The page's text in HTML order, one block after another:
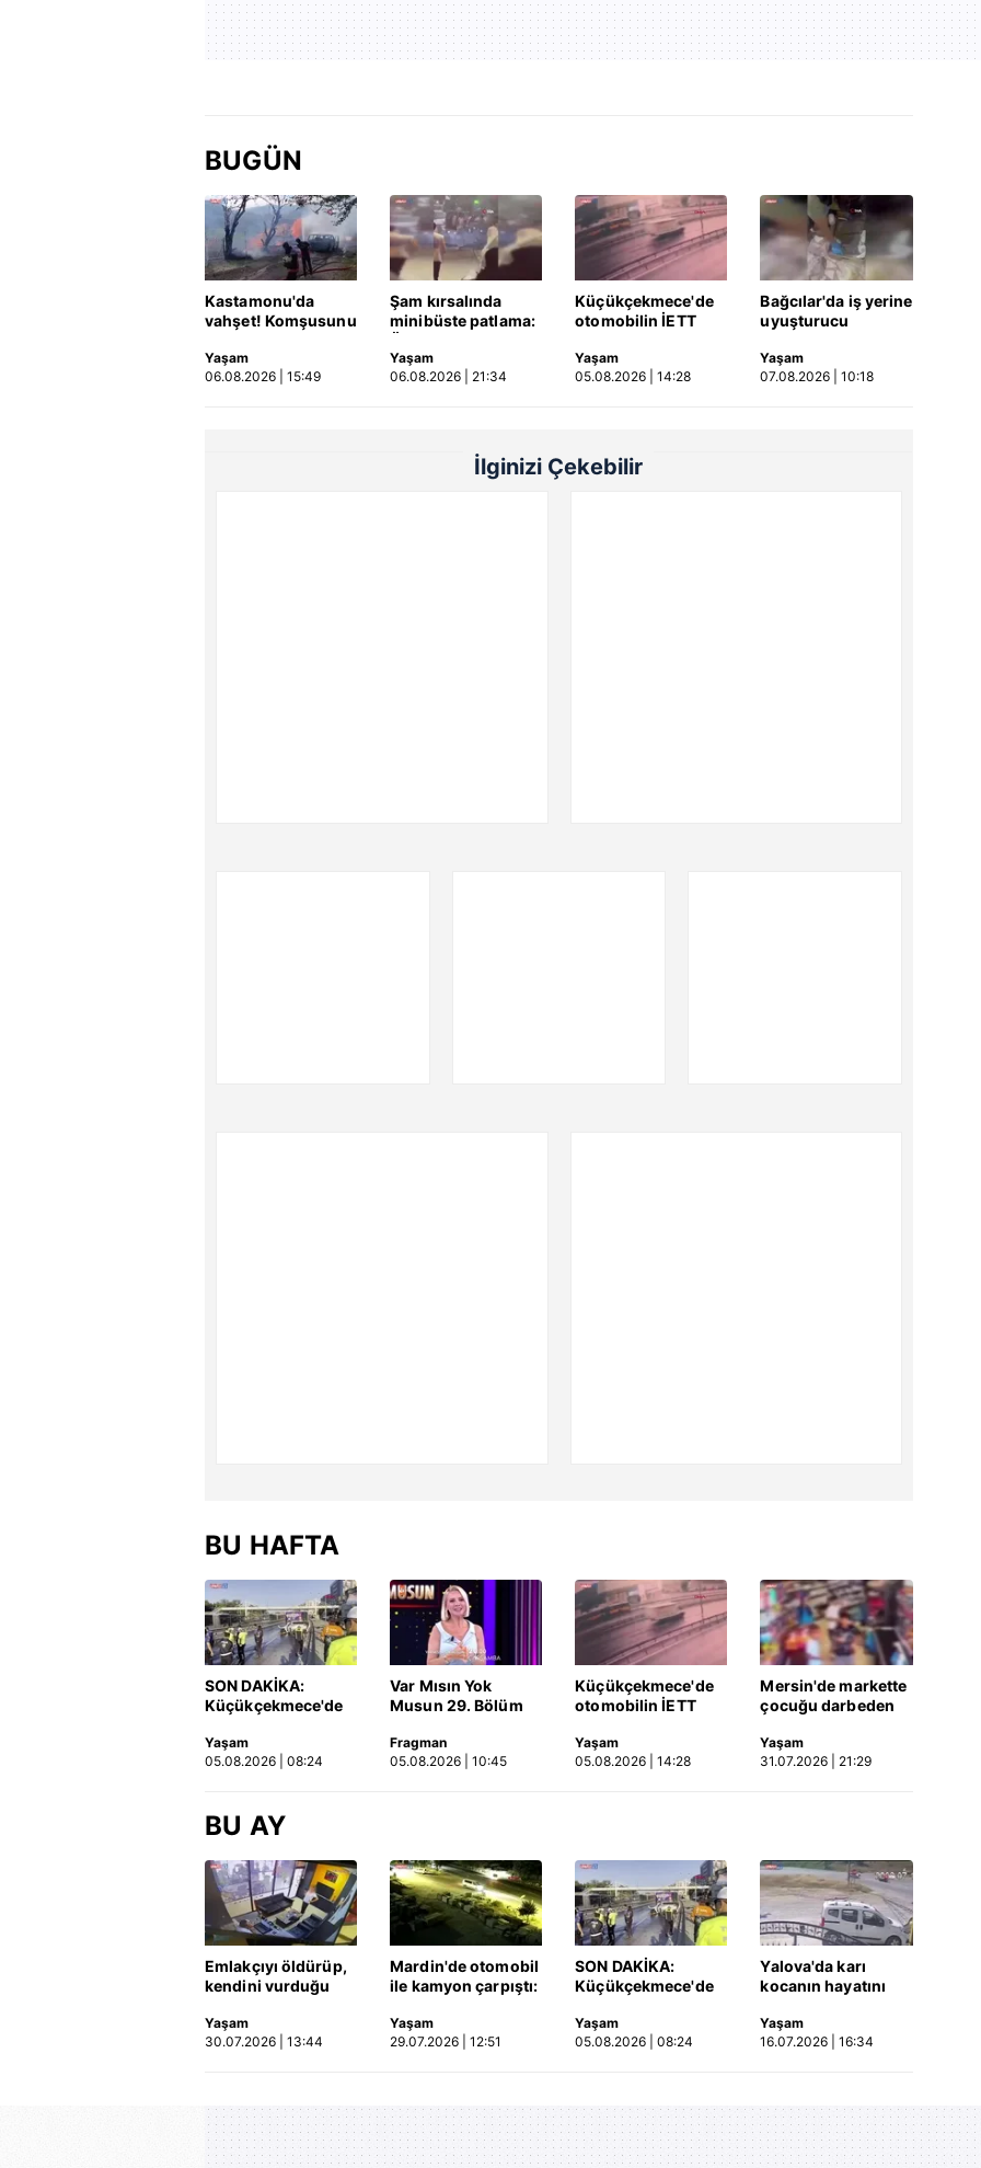
BUGÜN
Kastamonu'da
vahşet! Komşusunu
aracını ateşe verdi |
Video
Yaşam
06.08.2026 | 15:49
Şam kırsalında
minibüste patlama:
Yaşam
06.08.2026 | 21:34
Küçükçekmece'de
otomobilin İETT
kaza kamerada |
Video
Yaşam
05.08.2026 | 14:28
Bağcılar'da iş yerine
uyuşturucu
740 gram esrar ele
geçirildi | Video
Yaşam
07.08.2026 | 10:18
İlginizi Çekebilir
BU HAFTA
SON DAKİKA:
Küçükçekmece'de
Otomobil, İETT
otobüsüne çarptı: 3
Yaşam
05.08.2026 | 08:24
Var Mısın Yok
Musun 29. Bölüm
yayınlandı | Video
Fragman
05.08.2026 | 10:45
Küçükçekmece'de
otomobilin İETT
kaza kamerada |
Video
Yaşam
05.08.2026 | 14:28
Mersin'de markette
çocuğu darbeden
Yaşam
31.07.2026 | 21:29
BU AY
Emlakçıyı öldürüp,
kendini vurduğu
ortaya çıktı | Video
Yaşam
30.07.2026 | 13:44
Mardin'de otomobil
ile kamyon çarpıştı:
hayatını kaybetti!
Kaza anı kamerada
Yaşam
29.07.2026 | 12:51
SON DAKİKA:
Küçükçekmece'de
Otomobil, İETT
otobüsüne çarptı: 3
Yaşam
05.08.2026 | 08:24
Yalova'da karı
kocanın hayatını
motosiklet kazası
saniye saniye
Yaşam
16.07.2026 | 16:34